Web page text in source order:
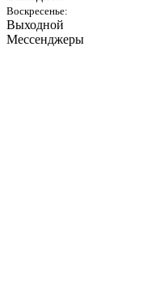
Воскресенье:
Выходной
Мессенджеры